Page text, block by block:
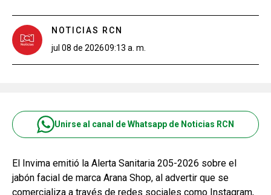
NOTICIAS RCN
jul 08 de 202609:13 a. m.
Unirse al canal de Whatsapp de Noticias RCN
El Invima emitió la Alerta Sanitaria 205-2026 sobre el
jabón facial de marca Arana Shop, al advertir que se
comercializa a través de redes sociales como Instagram,